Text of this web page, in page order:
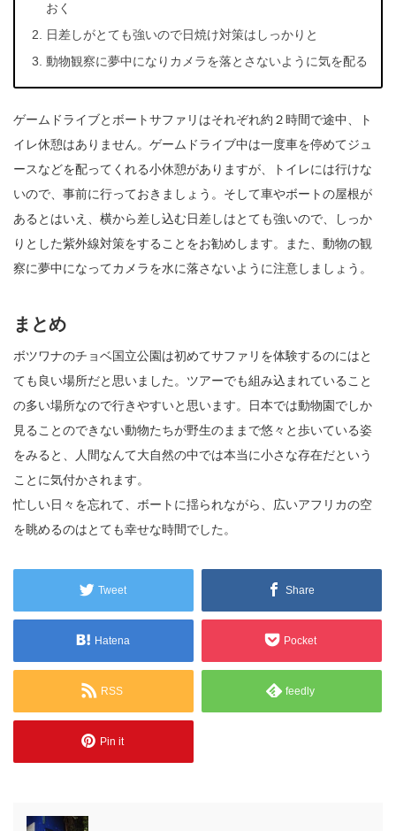
おく
日差しがとても強いので日焼け対策はしっかりと
動物観察に夢中になりカメラを落とさないように気を配る
ゲームドライブとボートサファリはそれぞれ約２時間で途中、ト
イレ休憩はありません。ゲームドライブ中は一度車を停めてジュ
ースなどを配ってくれる小休憩がありますが、トイレには行けな
いので、事前に行っておきましょう。そして車やボートの屋根が
あるとはいえ、横から差し込む日差しはとても強いので、しっか
りとした紫外線対策をすることをお勧めします。また、動物の観
察に夢中になってカメラを水に落さないように注意しましょう。
まとめ
ボツワナのチョベ国立公園は初めてサファリを体験するのにはと
ても良い場所だと思いました。ツアーでも組み込まれていること
の多い場所なので行きやすいと思います。日本では動物園でしか
見ることのできない動物たちが野生のままで悠々と歩いている姿
をみると、人間なんて大自然の中では本当に小さな存在だという
ことに気付かされます。
忙しい日々を忘れて、ボートに揺られながら、広いアフリカの空
を眺めるのはとても幸せな時間でした。
Tweet Share
Hatena Pocket
RSS feedly
Pin it